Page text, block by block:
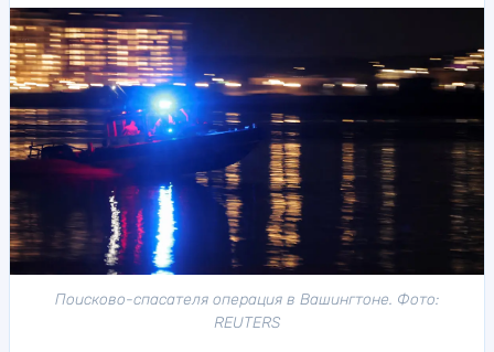
Поисково-спасателя операция в Вашингтоне. Фото:
REUTERS